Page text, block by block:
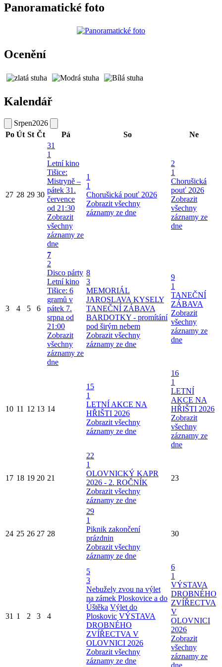
Panoramatické foto
Ocenění
Kalendář
Srpen2026
Po Út St Čt Pá So Ne
27 28 29 30
31
1
Letní kino
Tišice:
Mistryně –
pátek 31.
července
od 21:30
Zobrazit
všechny
záznamy ze
dne
1
1
Chorušická pouť 2026
Zobrazit všechny
záznamy ze dne
2
1
Chorušická
pouť 2026
Zobrazit
všechny
záznamy ze
dne
3 4 5 6
7
2
Disco párty
Letní kino
Tišice: 6
gramů v
pátek 7.
srpna od
21:00
Zobrazit
všechny
záznamy ze
dne
8
3
MEMORIÁL
JAROSLAVA KYSELY
TANEČNÍ ZÁBAVA
BARDOTKY - promítání
pod širým nebem
Zobrazit všechny
záznamy ze dne
9
1
TANEČNÍ
ZÁBAVA
Zobrazit
všechny
záznamy ze
dne
10 11 12 13 14
15
1
LETNÍ AKCE NA
HŘIŠTI 2026
Zobrazit všechny
záznamy ze dne
16
1
LETNÍ
AKCE NA
HŘIŠTI 2026
Zobrazit
všechny
záznamy ze
dne
17 18 19 20 21
22
1
OLOVNICKÝ KAPR
2026 - 2. ROČNÍK
Zobrazit všechny
záznamy ze dne
23
24 25 26 27 28
29
1
Piknik zakončení
prázdnin
Zobrazit všechny
záznamy ze dne
30
31 1 2 3 4
5
3
Nebužely zvou na výlet
na zámek Ploskovice a do
Úštěka Výlet do
Ploskovic VÝSTAVA
DROBNÉHO
ZVÍŘECTVA V
OLOVNICI 2026
Zobrazit všechny
záznamy ze dne
6
1
VÝSTAVA
DROBNÉHO
ZVÍŘECTVA
V
OLOVNICI
2026
Zobrazit
všechny
záznamy ze
dne